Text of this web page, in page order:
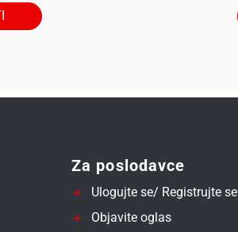
Za poslodavce
Ulogujte se/ Registrujte se
Objavite oglas